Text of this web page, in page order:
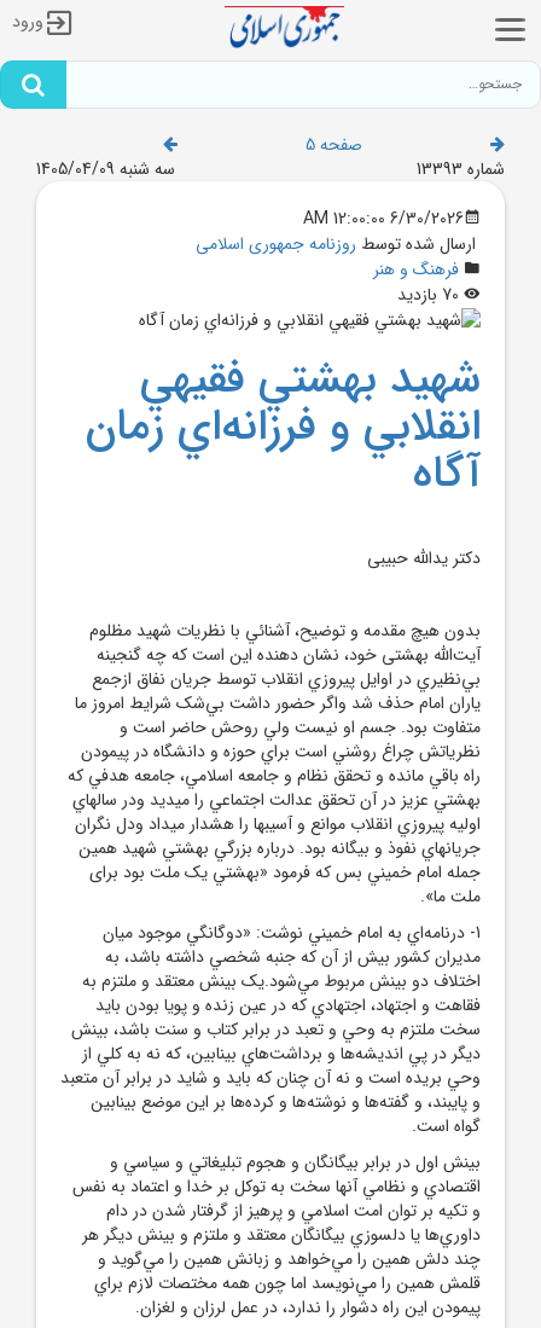
ورود
صفحه 5
شماره 13393
سه شنبه 1405/04/09
6/30/2026 12:00:00 AM
ارسال شده توسط روزنامه جمهوری اسلامی
فرهنگ و هنر
شهيد بهشتي فقيهي
انقلابي و فرزانه‌اي زمان
آگاه
دکتر یدالله حبیبی
بدون هيچ مقدمه و توضيح، آشنائي با نظريات شهيد مظلوم
آیت‌الله بهشتی خود، نشان دهنده اين است که چه گنجينه
بي‌نظيري در اوايل پيروزي انقلاب توسط جريان نفاق ازجمع
ياران امام حذف شد واگر حضور داشت بي‌شک شرايط امروز ما
متفاوت بود. جسم او نيست ولي روحش حاضر است و
نظرياتش چراغ روشني است براي حوزه و دانشگاه در پيمودن
راه باقي مانده و تحقق نظام و جامعه اسلامي، جامعه هدفي که
بهشتي عزيز در آن تحقق عدالت اجتماعي را ميديد ودر سالهاي
اوليه پيروزي انقلاب موانع و آسيبها را هشدار ميداد ودل نگران
جريانهاي نفوذ و بيگانه بود. درباره بزرگي بهشتي شهيد همين
جمله امام خميني بس که فرمود «بهشتي يک ملت بود برای
ملت ما».
1- درنامه‌اي به امام خميني نوشت: «دوگانگي موجود ميان
مديران کشور بيش از آن که جنبه شخصي داشته باشد، به
اختلاف دو بينش مربوط مي‌شود.يک بينش معتقد و ملتزم به
فقاهت و اجتهاد، اجتهادي که در عين زنده و پويا بودن بايد
سخت ملتزم به وحي و تعبد در برابر کتاب و سنت باشد، بينش
ديگر در پي انديشه‌ها و برداشت‌هاي بينابين، که نه به کلي از
وحي بريده است و نه آن چنان که بايد و شايد در برابر آن متعبد
و پايبند، و گفته‌ها و نوشته‌ها و کرده‌ها بر اين موضع بينابين
گواه است.
بينش اول در برابر بيگانگان و هجوم تبليغاتي و سياسي و
اقتصادي و نظامي آنها سخت به توکل بر خدا و اعتماد به نفس
و تکيه بر توان امت اسلامي و پرهيز از گرفتار شدن در دام
داوري‌ها يا دلسوزي بيگانگان معتقد و ملتزم و بينش ديگر هر
چند دلش همين را مي‌خواهد و زبانش همين را مي‌گويد و
قلمش همين را مي‌نويسد اما چون همه مختصات لازم براي
پيمودن اين راه دشوار را ندارد، در عمل لرزان و لغزان.